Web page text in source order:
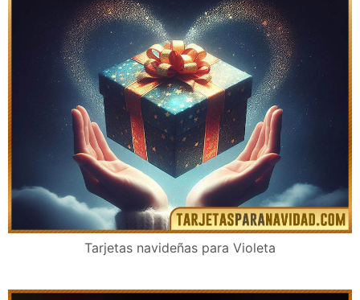
Tarjetas navideñas para Violeta